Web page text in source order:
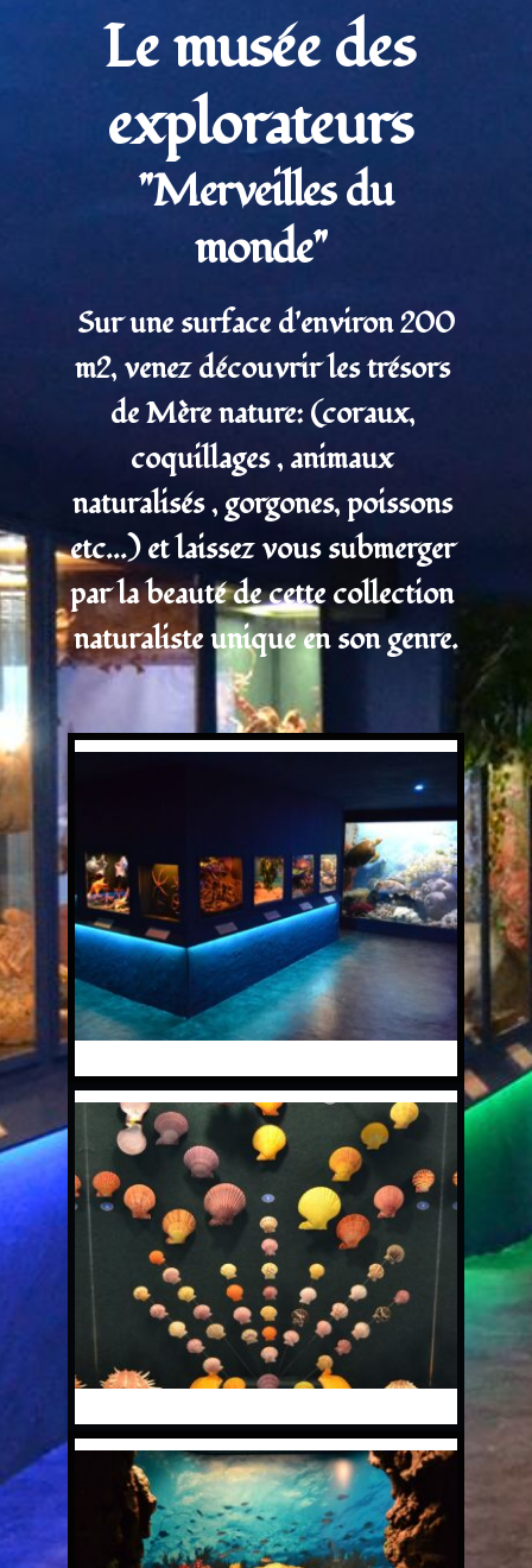
Le musée des
explorateurs
"Merveilles du
monde"
m2, venez découvrir les trésors
de Mère nature: (coraux,
coquillages , animaux
naturalisés , gorgones, poissons
etc...) et laissez vous submerger
par la beauté de cette collection
naturaliste unique en son genre.